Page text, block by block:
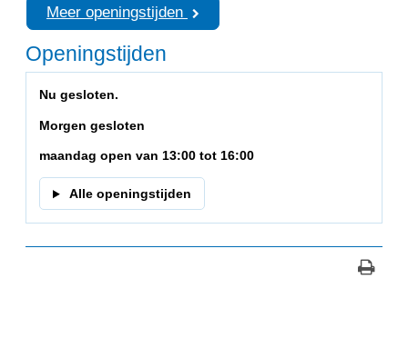
Meer openingstijden
Openingstijden
Nu gesloten.
Morgen gesloten
maandag open van 13:00 tot 16:00
Alle openingstijden